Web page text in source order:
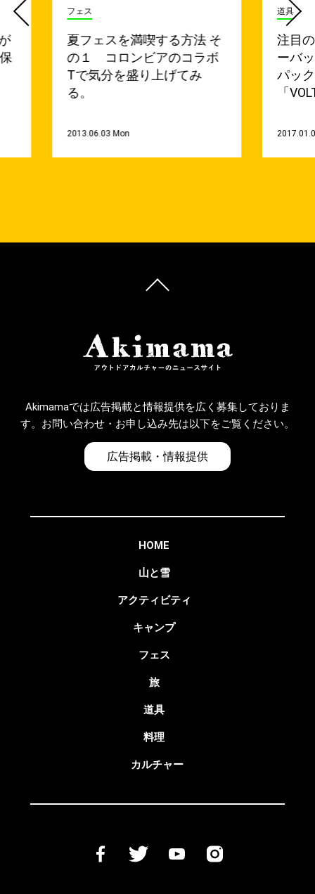
フェス
夏フェスを満喫する方法 そ
の１ コロンビアのコラボ
Tで気分を盛り上げてみ
る。
2013.06.03 Mon
道具
注目
ーバ
パッ
「
Akimamaでは広告掲載と情報提供を広く募集しておりま
す。お問い合わせ・お申し込み先は以下をご覧ください。
広告掲載・情報提供
HOME
山と雪
アクティビティ
キャンプ
フェス
旅
道具
料理
カルチャー